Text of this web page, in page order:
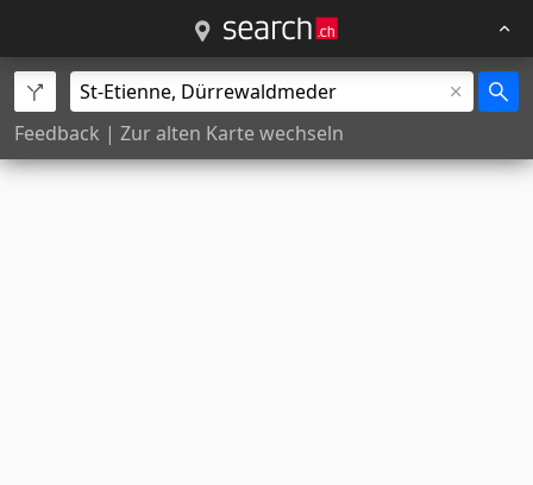
Feedback | Zur alten Karte wechseln